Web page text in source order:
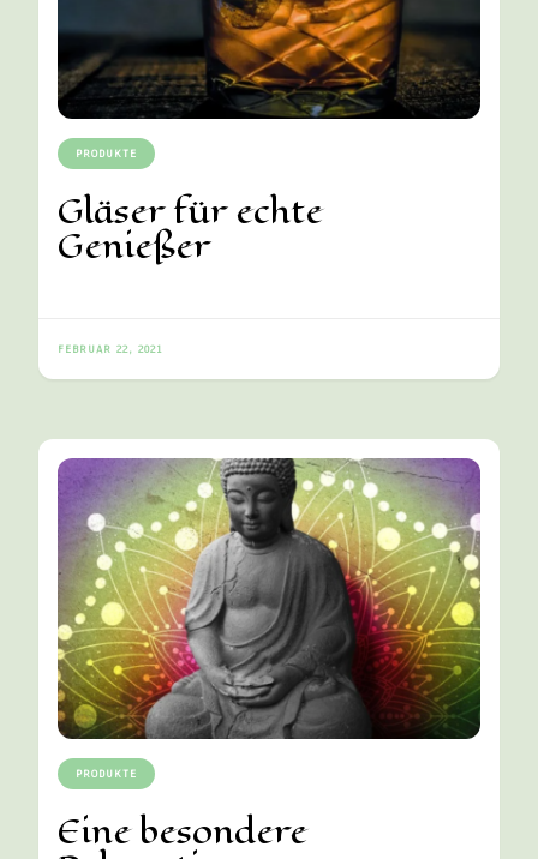
PRODUKTE
Gläser für echte
Genießer
FEBRUAR 22, 2021
PRODUKTE
Eine besondere